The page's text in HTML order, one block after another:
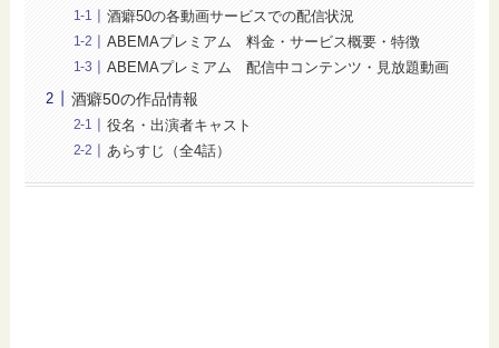
酒癖50の各動画サービスでの配信状況
ABEMAプレミアム 料金・サービス概要・特徴
ABEMAプレミアム 配信中コンテンツ・見放題動画
酒癖50の作品情報
役名・出演者キャスト
あらすじ（全4話）